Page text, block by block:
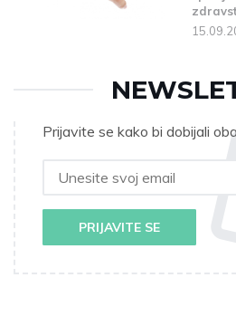
Prijavite se kako bi dobijali
PRIJAVITE SE